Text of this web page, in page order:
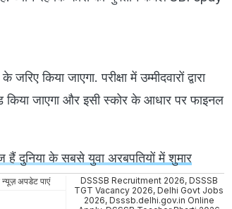
किया जाएगा. परीक्षा में उम्मीदवारों द्वारा
किया जाएगा और इसी स्कोर के आधार पर फाइनल
हैं दुनिया के सबसे युवा अरबपतियों में शुमार
अपडेट पाएं
DSSSB Recruitment 2026, DSSSB
TGT Vacancy 2026, Delhi Govt Jobs
2026, Dsssb.delhi.gov.in Online